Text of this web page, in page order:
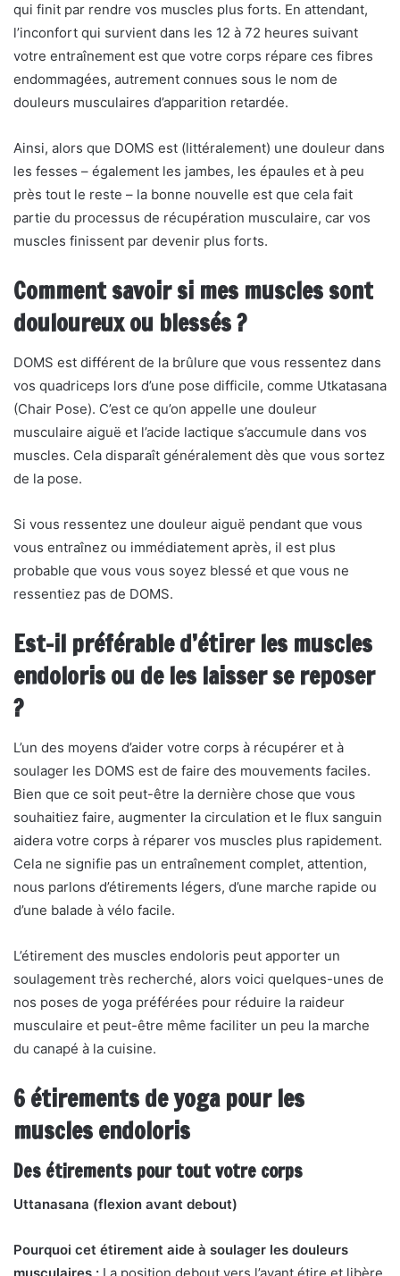
qui finit par rendre vos muscles plus forts. En attendant,
l’inconfort qui survient dans les 12 à 72 heures suivant
votre entraînement est que votre corps répare ces fibres
endommagées, autrement connues sous le nom de
douleurs musculaires d’apparition retardée.
Ainsi, alors que DOMS est (littéralement) une douleur dans
les fesses – également les jambes, les épaules et à peu
près tout le reste – la bonne nouvelle est que cela fait
partie du processus de récupération musculaire, car vos
muscles finissent par devenir plus forts.
Comment savoir si mes muscles sont
douloureux ou blessés ?
DOMS est différent de la brûlure que vous ressentez dans
vos quadriceps lors d’une pose difficile, comme Utkatasana
(Chair Pose). C’est ce qu’on appelle une douleur
musculaire aiguë et l’acide lactique s’accumule dans vos
muscles. Cela disparaît généralement dès que vous sortez
de la pose.
Si vous ressentez une douleur aiguë pendant que vous
vous entraînez ou immédiatement après, il est plus
probable que vous vous soyez blessé et que vous ne
ressentiez pas de DOMS.
Est-il préférable d’étirer les muscles
endoloris ou de les laisser se reposer
?
L’un des moyens d’aider votre corps à récupérer et à
soulager les DOMS est de faire des mouvements faciles.
Bien que ce soit peut-être la dernière chose que vous
souhaitiez faire, augmenter la circulation et le flux sanguin
aidera votre corps à réparer vos muscles plus rapidement.
Cela ne signifie pas un entraînement complet, attention,
nous parlons d’étirements légers, d’une marche rapide ou
d’une balade à vélo facile.
L’étirement des muscles endoloris peut apporter un
soulagement très recherché, alors voici quelques-unes de
nos poses de yoga préférées pour réduire la raideur
musculaire et peut-être même faciliter un peu la marche
du canapé à la cuisine.
6 étirements de yoga pour les
muscles endoloris
Des étirements pour tout votre corps
Uttanasana (flexion avant debout)
Pourquoi cet étirement aide à soulager les douleurs